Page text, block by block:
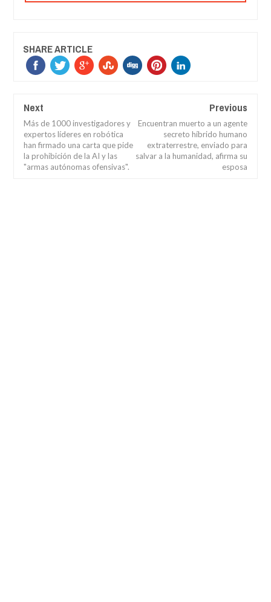
SHARE ARTICLE
Next
Más de 1000 investigadores y
expertos líderes en robótica
han firmado una carta que pide
la prohibición de la AI y las
"armas autónomas ofensivas".
Previous
Encuentran muerto a un agente
secreto híbrido humano
extraterrestre, enviado para
salvar a la humanidad, afirma su
esposa